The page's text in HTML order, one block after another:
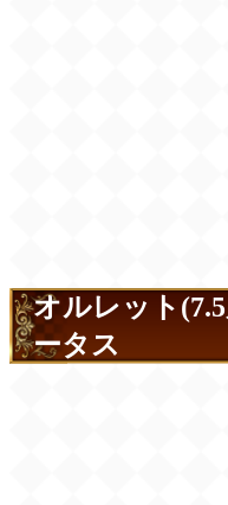
オルレット
ータス